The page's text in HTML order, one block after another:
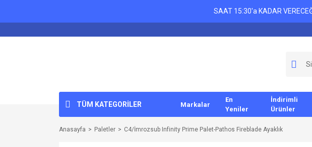
SAAT 15:30'a KADAR
TÜM KATEGORİLER Markalar
En
Yeniler
İndirimli
Ürünler
Anasayfa Paletler C4/İmrozsub Infinity Prime Palet-Pathos Fireblade Ayaklık